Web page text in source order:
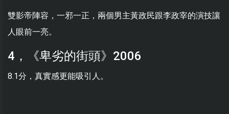
雙影帝陣容，一邪一正，兩個男主黃政民跟李政宰的演技讓
人眼前一亮。
4，《卑劣的街頭》2006
8.1分，真實感更能吸引人。